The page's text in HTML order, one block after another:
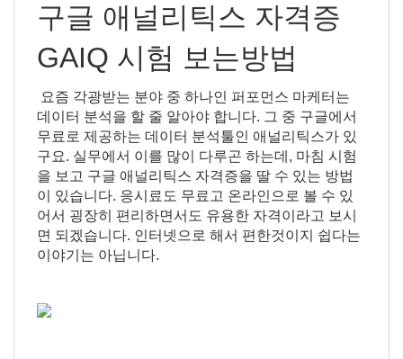
구글 애널리틱스 자격증
GAIQ 시험 보는방법
요즘 각광받는 분야 중 하나인 퍼포먼스 마케터는
데이터 분석을 할 줄 알아야 합니다. 그 중 구글에서
무료로 제공하는 데이터 분석툴인 애널리틱스가 있
구요. 실무에서 이를 많이 다루곤 하는데, 마침 시험
을 보고 구글 애널리틱스 자격증을 딸 수 있는 방법
이 있습니다. 응시료도 무료고 온라인으로 볼 수 있
어서 굉장히 편리하면서도 유용한 자격이라고 보시
면 되겠습니다. 인터넷으로 해서 편한것이지 쉽다는
이야기는 아닙니다.